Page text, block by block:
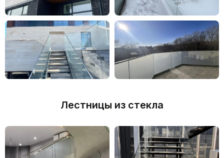
Лестницы из стекла
ЗАКАЗАТЬ ВЫЕЗД
Оптимизация стоимости за
счет партнерских отношений с
Штат специалистов с
Визуализация проекта до
заказа